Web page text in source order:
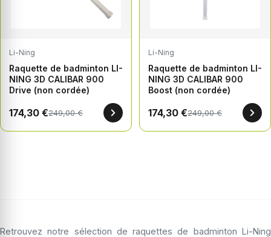
Li-Ning
Raquette de badminton LI-
NING 3D CALIBAR 900
Drive (non cordée)
174,30 €249,00 €
Li-Ning
Raquette de badminton LI-
NING 3D CALIBAR 900
Boost (non cordée)
174,30 €249,00 €
Retrouvez notre sélection de raquettes de badminton Li-Ning